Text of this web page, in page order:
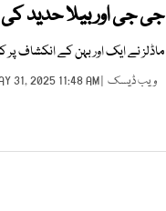
جی جی اور بیلا حدید
ماڈلز نے ایک اور بہن کے انکشاف پر
ویب ڈیسک | MAY 31, 2025 11:48 AM |